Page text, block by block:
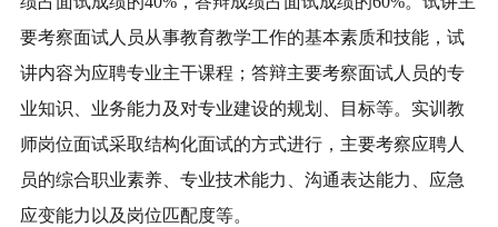
要考察面试人员从事教育教学工作的基本素质和技能，试
讲内容为应聘专业主干课程；答辩主要考察面试人员的专
业知识、业务能力及对专业建设的规划、目标等。实训教
师岗位面试采取结构化面试的方式进行，主要考察应聘人
员的综合职业素养、专业技术能力、沟通表达能力、应急
应变能力以及岗位匹配度等。